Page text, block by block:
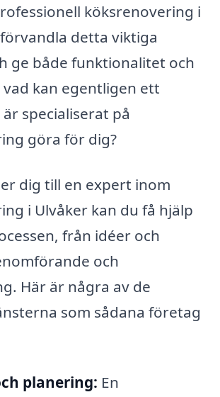
köksrenovering i
detta viktiga
ge både funktionalitet och
kan egentligen ett
specialiserat på
göra för dig?
dig till en expert inom
i Ulvåker kan du få hjälp
från idéer och
och
Här är några av de
som sådana företag
planering: En